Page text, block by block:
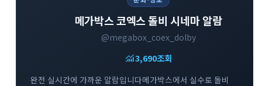
메가박스 코엑스 돌비 시네마 알람
@megabox_coex_dolby
monitoring3,690조회
완전 실시간에 가까운 알람입니다메가박스에서 실수로 돌비